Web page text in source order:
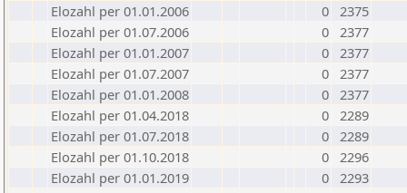
Elozahl per 01.01.2006
0 2375
Elozahl per 01.07.2006
0 2377
Elozahl per 01.01.2007
0 2377
Elozahl per 01.07.2007
0 2377
Elozahl per 01.01.2008
0 2377
Elozahl per 01.04.2018
0 2289
Elozahl per 01.07.2018
0 2289
Elozahl per 01.10.2018
0 2296
Elozahl per 01.01.2019
0 2293